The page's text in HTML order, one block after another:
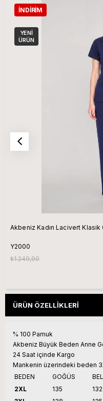
Akbeniz Kadın Lacivert Klasik
Y2000
₺1.249,90
İNDIRIM
YENI
ÜRÜN
ÜRÜN ÖZELLIKLERI
% 100 Pamuk
Akbeniz Büyük Beden Anne
24 Saat içinde Kargo
Mankenin üzerindeki beden
BEDEN
GOĞÜS BEL
2XL
135 132